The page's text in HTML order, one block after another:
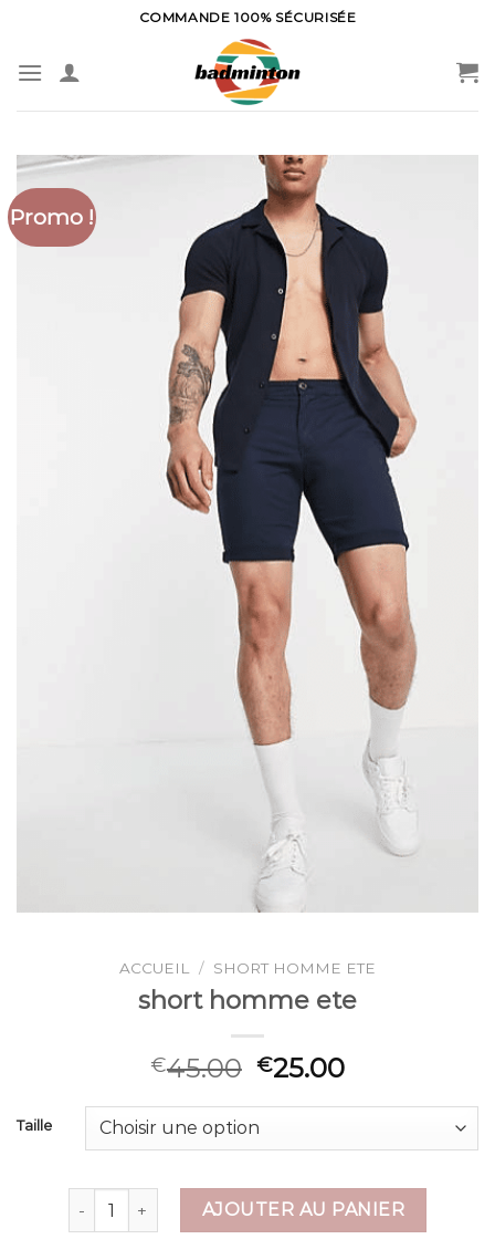
content
COMMANDE 100% SÉCURISÉE
Promo !
ACCUEIL / SHORT HOMME ETE
short homme ete
€45.00 €25.00
Taille
quantité de short homme ete
AJOUTER AU PANIER